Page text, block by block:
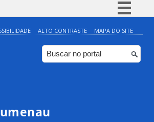
Simplifique!
Comunica BR
Participe
ALTO CONTRASTE MAPA DO SITE